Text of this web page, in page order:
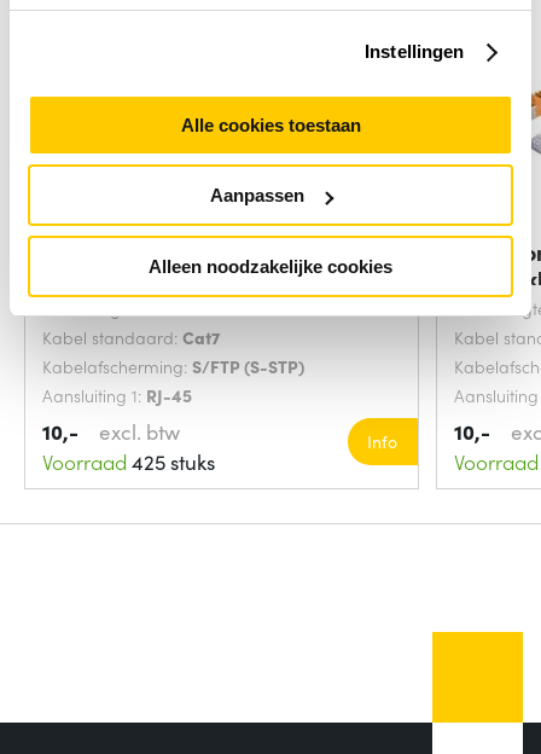
Instellingen
Alle cookies toestaan
Aanpassen
Alleen noodzakelijke cookies
netwerkkabel Groen 2
Kabel standaard: Cat7
Kabelafscherming: S/FTP (S-STP)
Aansluiting 1: RJ-45
10,-
excl. btw
Voorraad 425 stuks
Info
Kabel
10,-
Voorraad